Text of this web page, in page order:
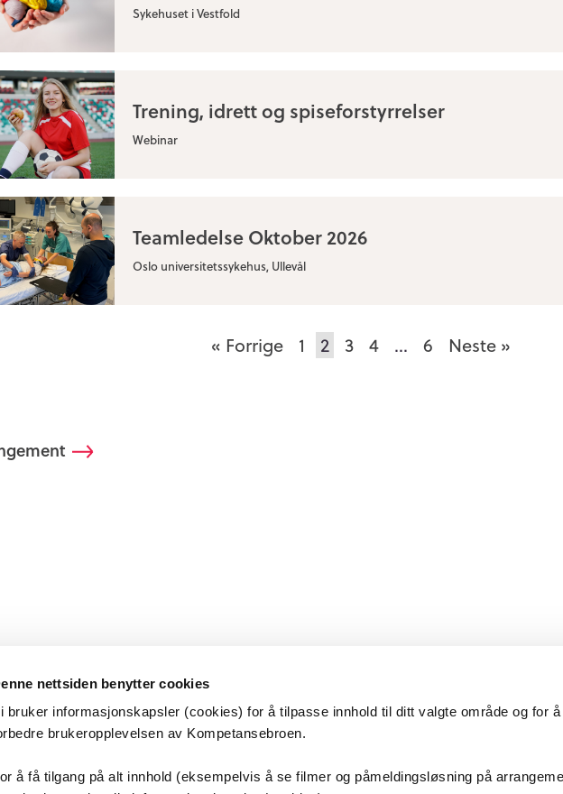
nettsiden benytter cookies
bruker informasjonskapsler (cookies) for å tilpasse innhold til ditt valgte område og for
brukeropplevelsen av Kompetansebroen.
å få tilgang på alt innhold (eksempelvis å se filmer og påmeldingsløsning på
Sykehuset i Vestfold
Trening, idrett og spiseforstyrrelser
Webinar
Teamledelse Oktober 2026
Oslo universitetssykehus, Ullevål
« Forrige 1 2 3 4 … 6 Neste »
Kompetansebroen